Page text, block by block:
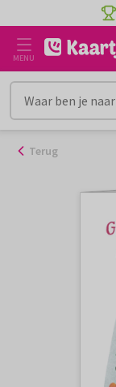
naar
inhoud
MENU
Terug